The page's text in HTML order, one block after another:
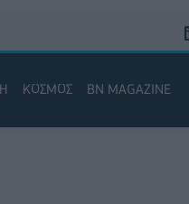
ΚΟΣΜΟΣ BN MAGAZINE